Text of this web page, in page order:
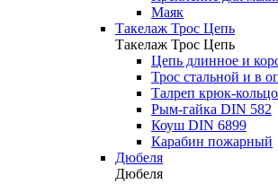
Маяк
Такелаж Трос Цепь
Такелаж Трос Цепь
Цепь длинное и
Трос стальной и в
Талреп крюк-
Рым-гайка DIN 582
Коуш DIN 6899
Карабин пожарный
Дюбеля
Дюбеля